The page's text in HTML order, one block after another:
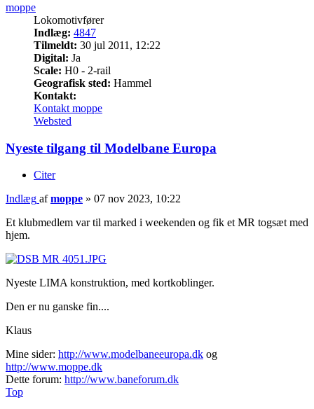
moppe
Lokomotivfører
Indlæg: 4847
Tilmeldt: 30 jul 2011, 12:22
Digital: Ja
Scale: H0 - 2-rail
Geografisk sted: Hammel
Kontakt:
Kontakt moppe
Websted
Nyeste tilgang til Modelbane Europa
Citer
Indlæg afmoppe » 07 nov 2023, 10:22
Et klubmedlem var til marked i weekenden og fik et MR togsæt med
hjem.
Nyeste LIMA konstruktion, med kortkoblinger.
Den er nu ganske fin....
Klaus
Mine sider: http://www.modelbaneeuropa.dk og
http://www.moppe.dk
Dette forum: http://www.baneforum.dk
Top